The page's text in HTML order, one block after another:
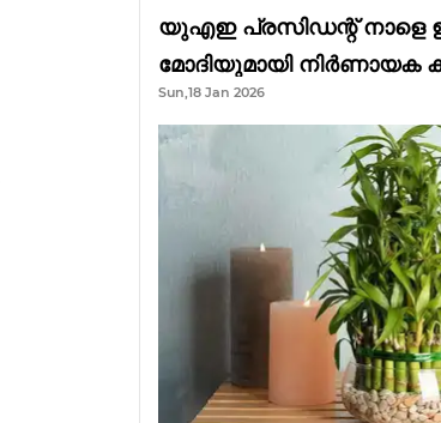
യുഎഇ പ്രസിഡന്റ് നാളെ
മോദിയുമായി നിർണായക
Sun,18 Jan 2026